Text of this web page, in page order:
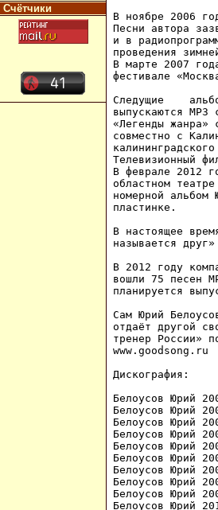
Счётчики
В ноябре 2006
Песни автора
и в
проведения
В марте 2007
фестивале
Следущие
выпускаются
«Легенды
совместно с
Телевизионный
В феврале 2012
областном
номерной
пластинке.
В настоящее
называется
В 2012 году
вошли 75 песен
планируется
Сам Юрий
отдаёт другой
тренер России»
www.goodsong.ru
Дискография:
Белоусов Юрий
Белоусов Юрий
Белоусов Юрий
Белоусов Юрий
Белоусов Юрий
Белоусов Юрий
Белоусов Юрий
Белоусов Юрий
Белоусов Юрий
Белоусов Юрий